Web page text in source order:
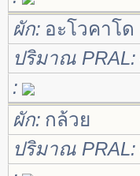
ผัก อะโวคาโด
ปริมาณ PRAL
ผัก กล้วย
ปริมาณ PRAL